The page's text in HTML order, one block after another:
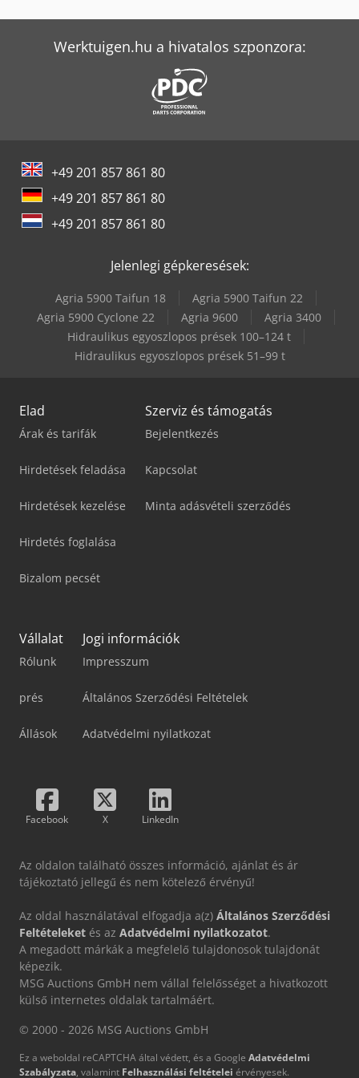
Volvo Fm 300
Werktuigen.hu a hivatalos szponzora:
+49 201 857 861 80
+49 201 857 861 80
+49 201 857 861 80
Jelenlegi gépkeresések:
Agria 5900 Taifun 18
Agria 5900 Taifun 22
Agria 5900 Cyclone 22
Agria 9600
Agria 3400
Hidraulikus egyoszlopos prések 100–124 t
Hidraulikus egyoszlopos prések 51–99 t
Elad
Árak és tarifák
Hirdetések feladása
Hirdetések kezelése
Hirdetés foglalása
Bizalom pecsét
Szerviz és támogatás
Bejelentkezés
Kapcsolat
Minta adásvételi szerződés
Vállalat
Rólunk
prés
Állások
Jogi információk
Impresszum
Általános Szerződési Feltételek
Adatvédelmi nyilatkozat
Facebook X LinkedIn
Az oldalon található összes információ, ajánlat és ár
tájékoztató jellegű és nem kötelező érvényű!
Az oldal használatával elfogadja a(z) Általános Szerződési
Feltételeket és az Adatvédelmi nyilatkozatot.
A megadott márkák a megfelelő tulajdonosok tulajdonát
képezik.
MSG Auctions GmbH nem vállal felelősséget a hivatkozott
külső internetes oldalak tartalmáért.
© 2000 - 2026 MSG Auctions GmbH
Ez a weboldal reCAPTCHA által védett, és a Google Adatvédelmi
Szabályzata, valamint Felhasználási feltételei érvényesek.